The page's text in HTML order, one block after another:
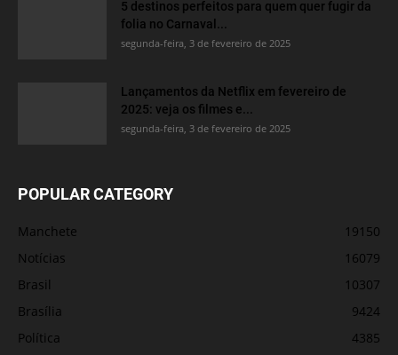
5 destinos perfeitos para quem quer fugir da
folia no Carnaval...
segunda-feira, 3 de fevereiro de 2025
Lançamentos da Netflix em fevereiro de
2025: veja os filmes e...
segunda-feira, 3 de fevereiro de 2025
POPULAR CATEGORY
Manchete
19150
Notícias
16079
Brasil
10307
Brasília
9424
Política
4385